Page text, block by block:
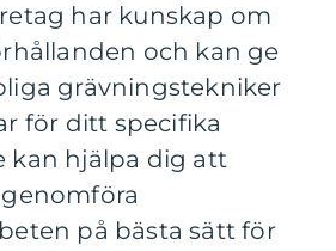
har kunskap om
och kan ge
grävningstekniker
för ditt specifika
kan hjälpa dig att
på bästa sätt för